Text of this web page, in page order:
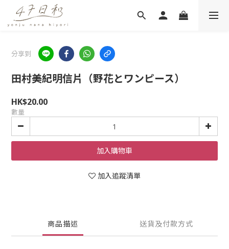
分享到
田村美紀明信片（野花とワンピース）
HK$20.00
數量
加入購物車
加入追蹤清單
商品描述 送貨及付款方式